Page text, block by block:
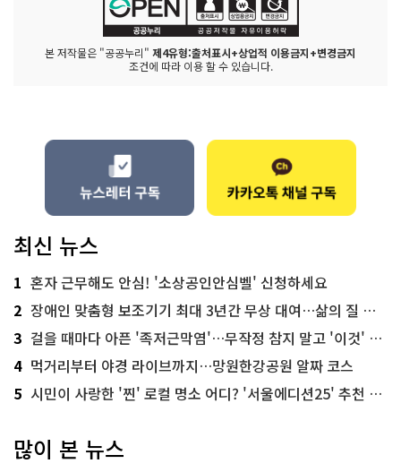
본 저작물은 "공공누리" 제4유형:출처표시+상업적 이용금지+변경금지
조건에 따라 이용 할 수 있습니다.
최신 뉴스
1 혼자 근무해도 안심! '소상공인안심벨' 신청하세요
2 장애인 맞춤형 보조기기 최대 3년간 무상 대여…삶의 질 높인다
3 걸을 때마다 아픈 '족저근막염'…무작정 참지 말고 '이것' 해보세요!
4 먹거리부터 야경 라이브까지…망원한강공원 알짜 코스
5 시민이 사랑한 '찐' 로컬 명소 어디? '서울에디션25' 추천 코스
많이 본 뉴스